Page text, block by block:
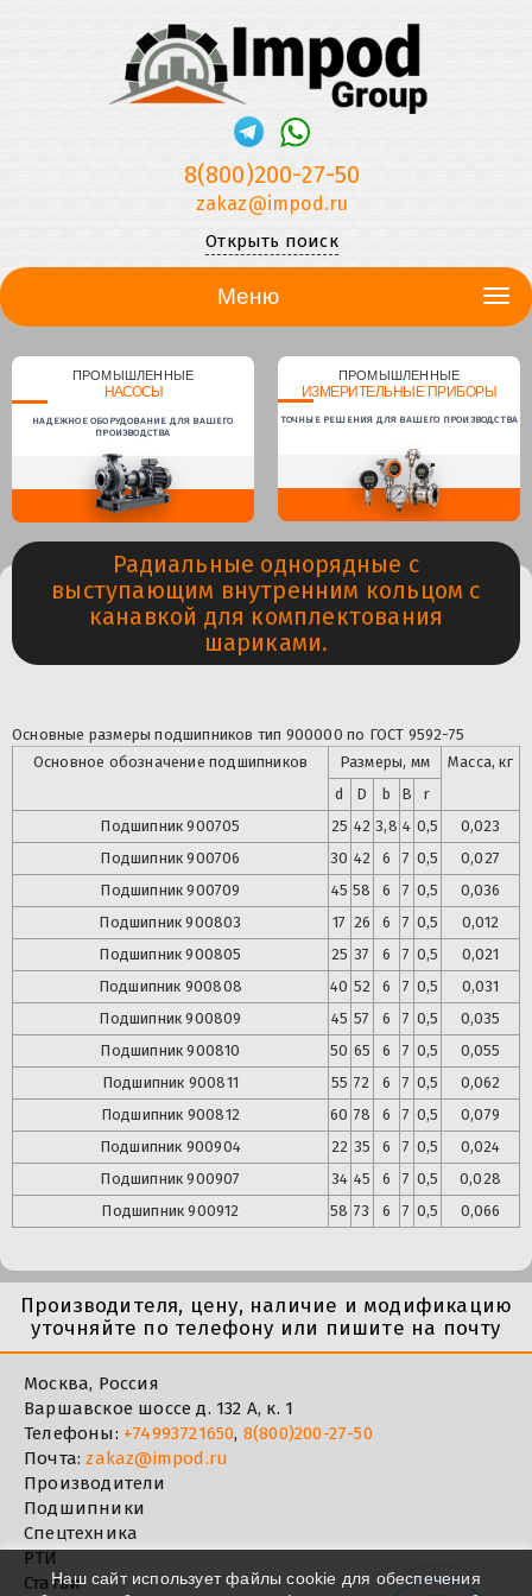
8(800)200-27-50
zakaz@impod.ru
Открыть поиск
Меню
ПРОМЫШЛЕННЫЕ
НАСОСЫ
НАДЕЖНОЕ ОБОРУДОВАНИЕ ДЛЯ ВАШЕГО
ПРОИЗВОДСТВА
ПРОМЫШЛЕННЫЕ
ИЗМЕРИТЕЛЬНЫЕ ПРИБОРЫ
ТОЧНЫЕ РЕШЕНИЯ ДЛЯ ВАШЕГО ПРОИЗВОДСТВА
Радиальные однорядные с
выступающим внутренним кольцом с
канавкой для комплектования
шариками.
Основные размеры подшипников тип 900000 по ГОСТ 9592-75
Основное обозначение подшипников
Размеры, мм
Масса, кг
d
D b B
r
Подшипник900705 25 42 3,8 4 0,5
0,023
Подшипник900706 30 42 6 7 0,5
0,027
Подшипник900709 45 58 6 7 0,5
0,036
Подшипник900803 17 26 6 7 0,5
0,012
Подшипник900805 25 37 6 7 0,5
0,021
Подшипник 900808 40 52 6 7 0,5
0,031
Подшипник900809 45 57 6 7 0,5
0,035
Подшипник900810 50 65 6 7 0,5
0,055
Подшипник 900811 55 72 6 7 0,5
0,062
Подшипник 900812 60 78 6 7 0,5
0,079
Подшипник 900904 22 35 6 7 0,5
0,024
Подшипник900907 34 45 6 7 0,5
0,028
Подшипник900912 58 73 6 7 0,5 0,066
Производителя, цену, наличие и модификацию
уточняйте по телефону или пишите на почту
Москва, Россия
Варшавское шоссе д. 132 А, к. 1
Телефоны: +74993721650, 8(800)200-27-50
Почта:zakaz@impod.ru
Производители
Подшипники
Спецтехника
РТИ
СтатьиНаш сайт использует файлы cookie для обеспечения